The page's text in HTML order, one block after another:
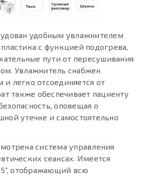
удобным увлажнителем
с функцией подогрева,
пути от пересушивания
Увлажнитель снабжен
легко отсоединяется от
также обеспечивает пациенту
оповещая о
утечке и самостоятельно
система управления
сеансах. Имеется
отображающий всю